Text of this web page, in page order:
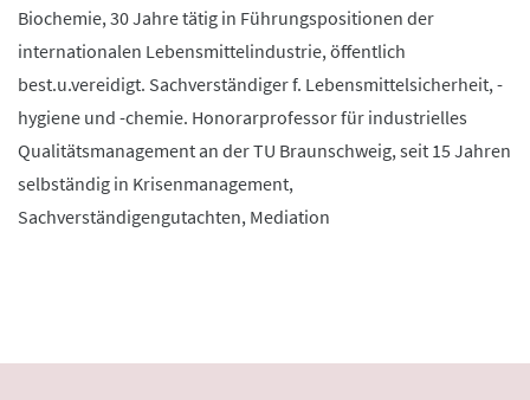
Biochemie, 30 Jahre tätig in Führungspositionen der
internationalen Lebensmittelindustrie, öffentlich
best.u.vereidigt. Sachverständiger f. Lebensmittelsicherheit, -
hygiene und -chemie. Honorarprofessor für industrielles
Qualitätsmanagement an der TU Braunschweig, seit 15 Jahren
selbständig in Krisenmanagement,
Sachverständigengutachten, Mediation